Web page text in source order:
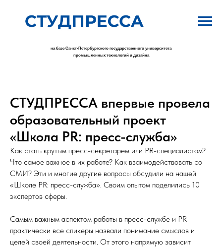
на базе Санкт-Петербургского государственного университета
промышленных технологий и дизайна
СТУДПРЕССА впервые провела
образовательный проект
«Школа PR: пресс-служба»
Как стать крутым пресс-секретарем или PR-специалистом?
Что самое важное в их работе? Как взаимодействовать со
СМИ? Эти и многие другие вопросы обсудили на нашей
«Школе PR: пресс-служба». Своим опытом поделились 10
экспертов сферы.
Самым важным аспектом работы в пресс-службе и PR
практически все спикеры назвали понимание смыслов и
целей своей деятельности. От этого напрямую зависит